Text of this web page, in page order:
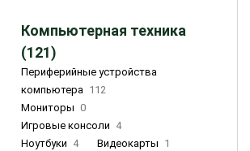
Компьютерная техника
(121)
Периферийные устройства
компьютера 112
Мониторы 0
Игровые консоли 4
Ноутбуки 4 Видеокарты 1